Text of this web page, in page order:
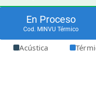
En Proceso
Cod. MINVU Térmico
Acústica